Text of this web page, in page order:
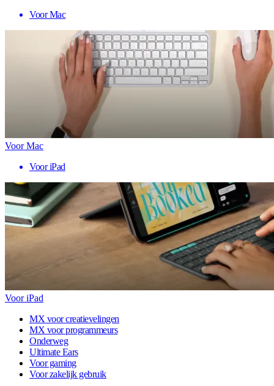
Voor Mac
Voor Mac
Voor iPad
Voor iPad
MX voor creatievelingen
MX voor programmeurs
Onderweg
Ultimate Ears
Voor gaming
Voor zakelijk gebruik